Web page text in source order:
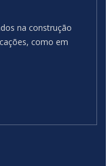
na construção
como em